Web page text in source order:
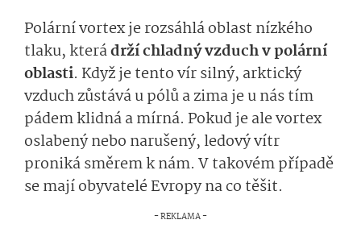
Polární vortex je rozsáhlá oblast nízkého
tlaku, kterádrží chladný vzduch v polární
oblasti. Když je tento vír silný, arktický
vzduch zůstává u pólů a zima je u nás tím
pádem klidná a mírná. Pokud je ale vortex
oslabený nebo narušený, ledový vítr
proniká směrem k nám. V takovém případě
se mají obyvatelé Evropy na co těšit.